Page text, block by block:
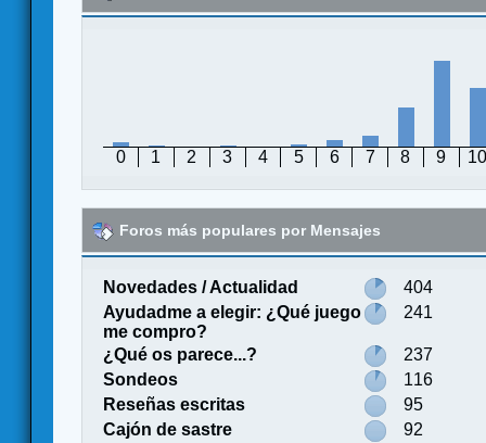
0 1 2 3 4 5 6 7 8 9 10
Foros más populares por Mensajes
Novedades / Actualidad
404
Ayudadme a elegir: ¿Qué juego
me compro?
241
¿Qué os parece...?
237
Sondeos
116
Reseñas escritas
95
Cajón de sastre
92